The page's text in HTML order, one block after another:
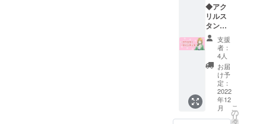
◆アク
リルス
タンド
(100m
m×100
mm)1点
◆Live2
D絵柄
チェキ
(アメひ
とつサ
イン&
メッ
支援
者：
4人
お届
け予
定：
2022
年12
月
こ
の
リ
タ